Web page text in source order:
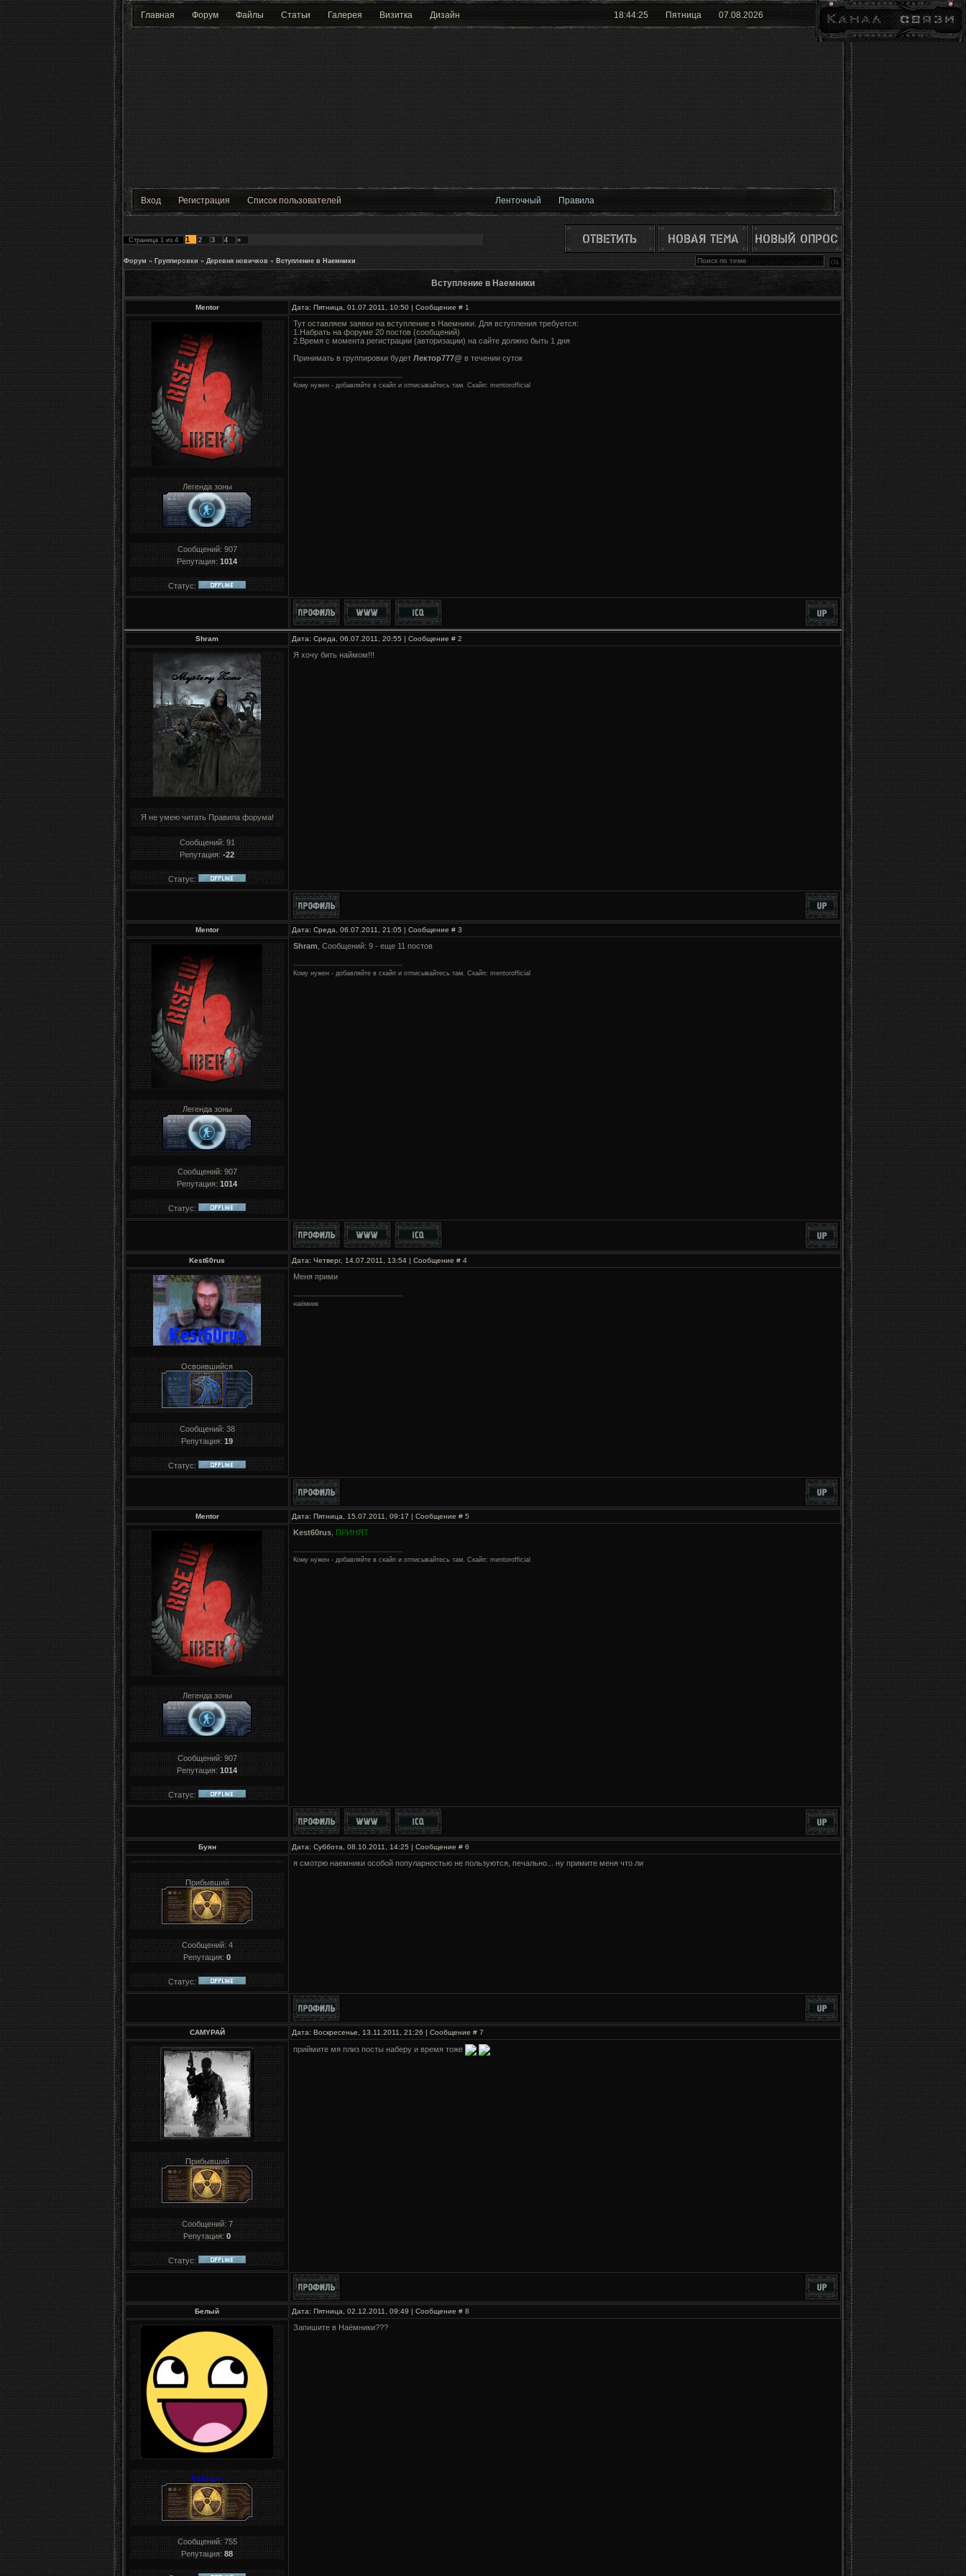
Главная Форум Файлы Статьи Галерея Визитка Дизайн 18:44:26 Пятница 07.08.2026
Вход Регистрация Список пользователей Ленточный Правила
Страница 1 из 4 1 2 3 4 »
Форум » Группировки » Деревня новичков » Вступление в Наемники
Вступление в Наемники
Mentor Дата: Пятница, 01.07.2011, 10:50 | Сообщение # 1
Легенда зоны
Сообщений: 907
Репутация:1014
Статус:
Тут оставляем заявки на вступление в Наемники. Для вступления требуется:
1.Набрать на форуме 20 постов (сообщений)
2.Время с момента регистрации (авторизации) на сайте должно быть 1 дня
Принимать в группировки будет Лектор777@ в течении суток
Кому нужен - добавляйте в скайп и отписывайтесь там. Скайп: mentorofficial
Shram Дата: Среда, 06.07.2011, 20:55 | Сообщение # 2
Я не умею читать Правила форума!
Сообщений: 91
Репутация: -22
Статус:
Я хочу бить наймом!!!
Mentor Дата: Среда, 06.07.2011, 21:05 | Сообщение # 3
Легенда зоны
Сообщений: 907
Репутация:1014
Статус:
Shram , Сообщений: 9 - еще 11 постов
Кому нужен - добавляйте в скайп и отписывайтесь там. Скайп: mentorofficial
Kest60rus Дата: Четверг, 14.07.2011, 13:54 | Сообщение # 4
Освоившийся
Сообщений: 38
Репутация: 19
Статус:
Меня прими
наёмник
Mentor Дата: Пятница, 15.07.2011, 09:17 | Сообщение # 5
Легенда зоны
Сообщений: 907
Репутация:1014
Статус:
Kest60rus ПРИНЯТ
Кому нужен - добавляйте в скайп и отписывайтесь там. Скайп: mentorofficial
Буян Дата: Суббота, 08.10.2011, 14:25 | Сообщение # 6
Прибывший
Сообщений: 4
Репутация: 0
Статус:
я смотрю наемники особой популарностью не пользуются, печально... ну примите меня что ли
CAMYPAЙ Дата: Воскресенье, 13.11.2011, 21:26 | Сообщение # 7
Прибывший
Сообщений: 7
Репутация: 0
Статус:
приймите мя плиз посты наберу и время тоже
Белый Дата: Пятница, 02.12.2011, 09:49 | Сообщение # 8
SASniper
Сообщений: 755
Репутация: 88
Запишите в Наёмники???